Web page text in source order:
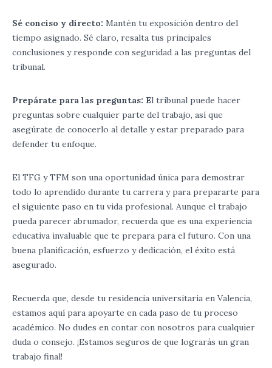
Sé conciso y directo: Mantén tu exposición dentro del
tiempo asignado. Sé claro, resalta tus principales
conclusiones y responde con seguridad a las preguntas del
tribunal.
Prepárate para las preguntas: El tribunal puede hacer
preguntas sobre cualquier parte del trabajo, así que
asegúrate de conocerlo al detalle y estar preparado para
defender tu enfoque.
El TFG y TFM son una oportunidad única para demostrar
todo lo aprendido durante tu carrera y para prepararte para
el siguiente paso en tu vida profesional. Aunque el trabajo
pueda parecer abrumador, recuerda que es una experiencia
educativa invaluable que te prepara para el futuro. Con una
buena planificación, esfuerzo y dedicación, el éxito está
asegurado.
Recuerda que, desde tu residencia universitaria en Valencia,
estamos aquí para apoyarte en cada paso de tu proceso
académico. No dudes en contar con nosotros para cualquier
duda o consejo. ¡Estamos seguros de que lograrás un gran
trabajo final!